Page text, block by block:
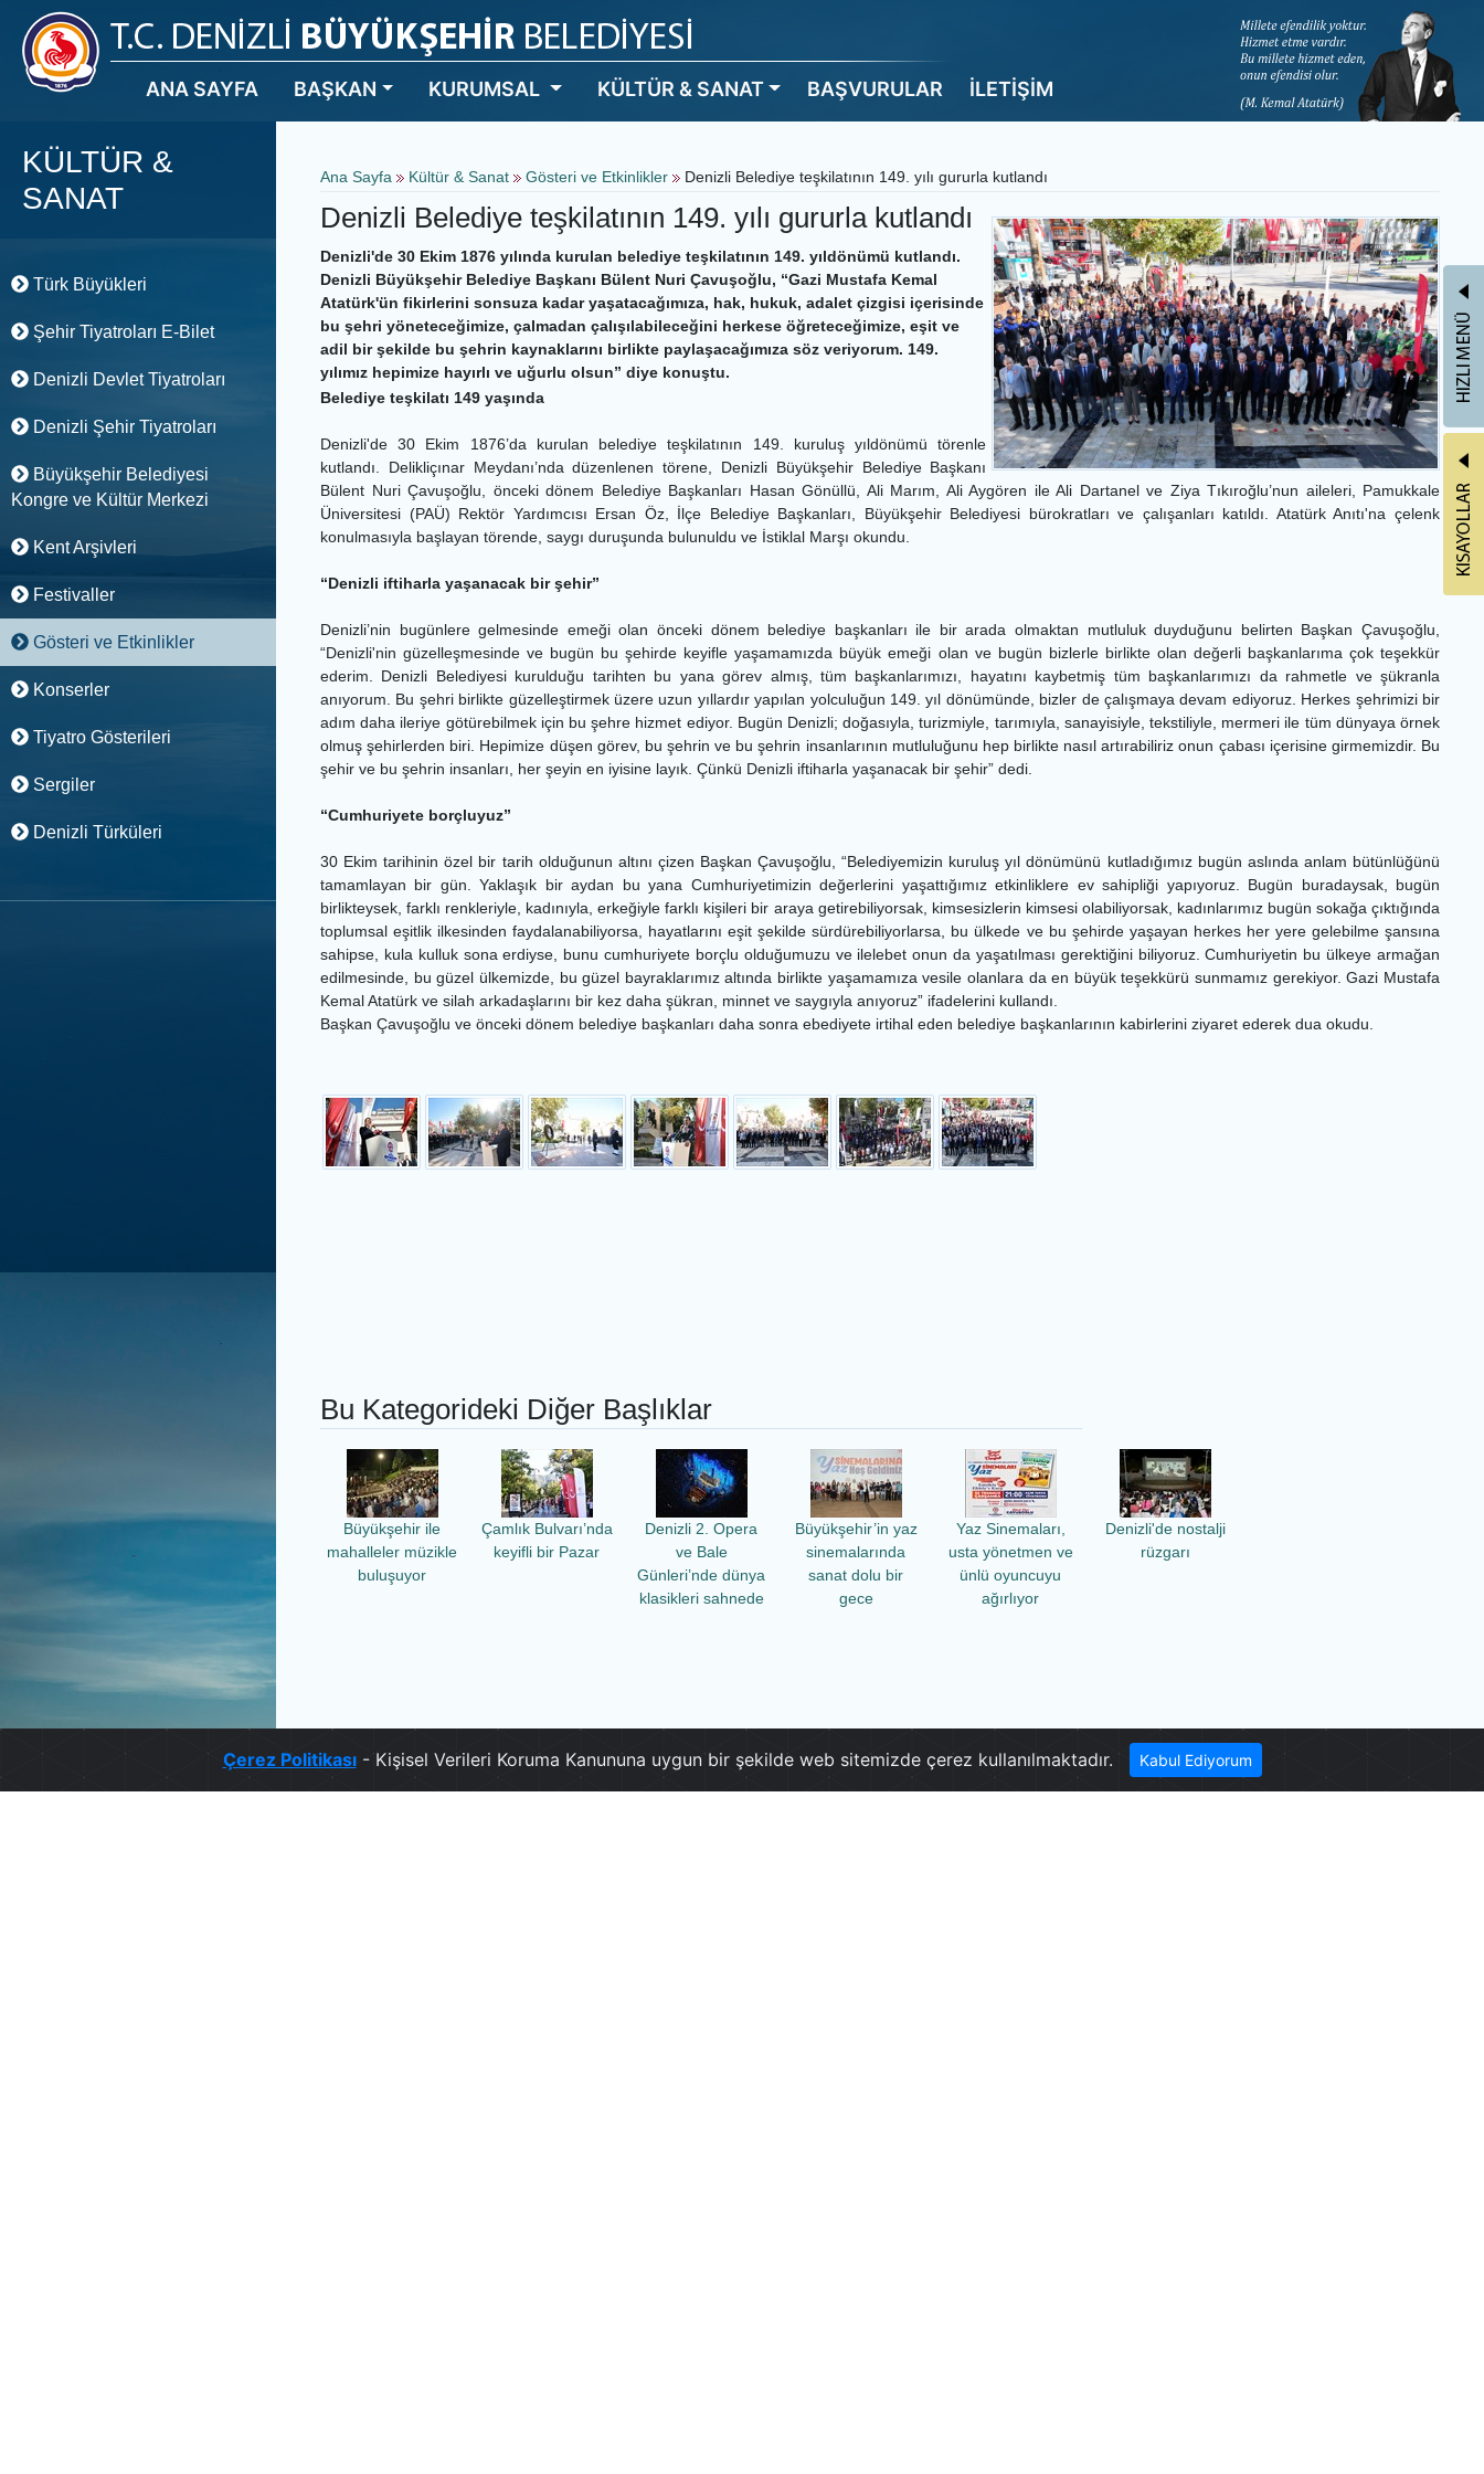
ANA SAYFA BAŞKAN KURUMSAL KÜLTÜR & SANAT BAŞVURULAR İLETİŞİM
KÜLTÜR &
SANAT
Türk Büyükleri
Şehir Tiyatroları E-Bilet
Denizli Devlet Tiyatroları
Denizli Şehir Tiyatroları
Büyükşehir Belediyesi
Kongre ve Kültür Merkezi
Kent Arşivleri
Festivaller
Gösteri ve Etkinlikler
Konserler
Tiyatro Gösterileri
Sergiler
Denizli Türküleri
Ana Sayfa Kültür & Sanat Gösteri ve Etkinlikler Denizli Belediye teşkilatının 149. yılı gururla kutlandı
Denizli Belediye teşkilatının 149. yılı gururla kutlandı
Denizli'de 30 Ekim 1876 yılında kurulan belediye teşkilatının 149. yıldönümü kutlandı.
Denizli Büyükşehir Belediye Başkanı Bülent Nuri Çavuşoğlu, “Gazi Mustafa Kemal
Atatürk'ün fikirlerini sonsuza kadar yaşatacağımıza, hak, hukuk, adalet çizgisi içerisinde
bu şehri yöneteceğimize, çalmadan çalışılabileceğini herkese öğreteceğimize, eşit ve
adil bir şekilde bu şehrin kaynaklarını birlikte paylaşacağımıza söz veriyorum. 149.
yılımız hepimize hayırlı ve uğurlu olsun” diye konuştu.
Belediye teşkilatı 149 yaşında
Denizli'de 30 Ekim 1876’da kurulan belediye teşkilatının 149. kuruluş yıldönümü törenle
kutlandı. Delikliçınar Meydanı’nda düzenlenen törene, Denizli Büyükşehir Belediye Başkanı
Bülent Nuri Çavuşoğlu, önceki dönem Belediye Başkanları Hasan Gönüllü, Ali Marım, Ali Aygören ile Ali Dartanel ve Ziya Tıkıroğlu’nun aileleri, Pamukkale
Üniversitesi (PAÜ) Rektör Yardımcısı Ersan Öz, İlçe Belediye Başkanları, Büyükşehir Belediyesi bürokratları ve çalışanları katıldı. Atatürk Anıtı'na çelenk
konulmasıyla başlayan törende, saygı duruşunda bulunuldu ve İstiklal Marşı okundu.
“Denizli iftiharla yaşanacak bir şehir”
Denizli’nin bugünlere gelmesinde emeği olan önceki dönem belediye başkanları ile bir arada olmaktan mutluluk duyduğunu belirten Başkan Çavuşoğlu,
“Denizli'nin güzelleşmesinde ve bugün bu şehirde keyifle yaşamamızda büyük emeği olan ve bugün bizlerle birlikte olan değerli başkanlarıma çok teşekkür
ederim. Denizli Belediyesi kurulduğu tarihten bu yana görev almış, tüm başkanlarımızı, hayatını kaybetmiş tüm başkanlarımızı da rahmetle ve şükranla
anıyorum. Bu şehri birlikte güzelleştirmek üzere uzun yıllardır yapılan yolculuğun 149. yıl dönümünde, bizler de çalışmaya devam ediyoruz. Herkes şehrimizi bir
adım daha ileriye götürebilmek için bu şehre hizmet ediyor. Bugün Denizli; doğasıyla, turizmiyle, tarımıyla, sanayisiyle, tekstiliyle, mermeri ile tüm dünyaya örnek
olmuş şehirlerden biri. Hepimize düşen görev, bu şehrin ve bu şehrin insanlarının mutluluğunu hep birlikte nasıl artırabiliriz onun çabası içerisine girmemizdir. Bu
şehir ve bu şehrin insanları, her şeyin en iyisine layık. Çünkü Denizli iftiharla yaşanacak bir şehir” dedi.
“Cumhuriyete borçluyuz”
30 Ekim tarihinin özel bir tarih olduğunun altını çizen Başkan Çavuşoğlu, “Belediyemizin kuruluş yıl dönümünü kutladığımız bugün aslında anlam bütünlüğünü
tamamlayan bir gün. Yaklaşık bir aydan bu yana Cumhuriyetimizin değerlerini yaşattığımız etkinliklere ev sahipliği yapıyoruz. Bugün buradaysak, bugün
birlikteysek, farklı renkleriyle, kadınıyla, erkeğiyle farklı kişileri bir araya getirebiliyorsak, kimsesizlerin kimsesi olabiliyorsak, kadınlarımız bugün sokağa çıktığında
toplumsal eşitlik ilkesinden faydalanabiliyorsa, hayatlarını eşit şekilde sürdürebiliyorlarsa, bu ülkede ve bu şehirde yaşayan herkes her yere gelebilme şansına
sahipse, kula kulluk sona erdiyse, bunu cumhuriyete borçlu olduğumuzu ve ilelebet onun da yaşatılması gerektiğini biliyoruz. Cumhuriyetin bu ülkeye armağan
edilmesinde, bu güzel ülkemizde, bu güzel bayraklarımız altında birlikte yaşamamıza vesile olanlara da en büyük teşekkürü sunmamız gerekiyor. Gazi Mustafa
Kemal Atatürk ve silah arkadaşlarını bir kez daha şükran, minnet ve saygıyla anıyoruz” ifadelerini kullandı.
Başkan Çavuşoğlu ve önceki dönem belediye başkanları daha sonra ebediyete irtihal eden belediye başkanlarının kabirlerini ziyaret ederek dua okudu.
Bu Kategorideki Diğer Başlıklar
Büyükşehir ile
mahalleler müzikle
buluşuyor
Çamlık Bulvarı’nda
keyifli bir Pazar
Denizli 2. Opera
ve Bale
Günleri’nde dünya
klasikleri sahnede
Büyükşehir’in yaz
sinemalarında
sanat dolu bir
gece
Yaz Sinemaları,
usta yönetmen ve
ünlü oyuncuyu
ağırlıyor
Denizli'de nostalji
rüzgarı
Çerez Politikası- Kişisel Verileri Koruma Kanununa uygun bir şekilde web sitemizde çerez kullanılmaktadır. Kabul Ediyorum